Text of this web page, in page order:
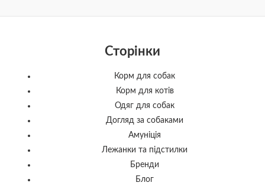
Сторінки
Корм для собак
Корм для котів
Одяг для собак
Догляд за собаками
Амуніція
Лежанки та підстилки
Бренди
Блог